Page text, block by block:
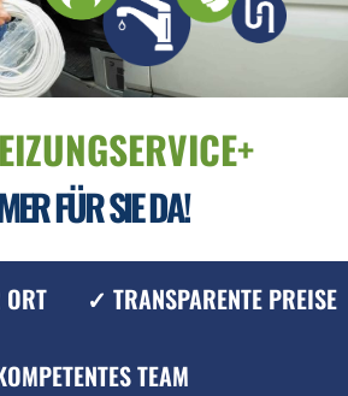
FÜR SIE DA!
✓ TRANSPARENTE PREISE
TEAM